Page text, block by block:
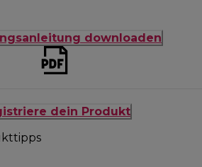
downloaden
dein Produkt